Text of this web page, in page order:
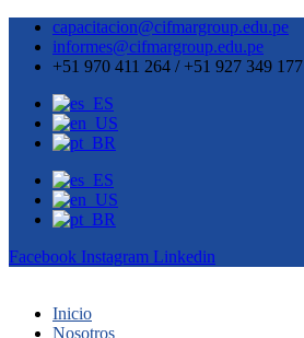
capacitacion@cifmargroup.edu.pe
informes@cifmargroup.edu.pe
+51 970 411 264 / +51 927 349 177
Facebook Instagram Linkedin
Inicio
Nosotros